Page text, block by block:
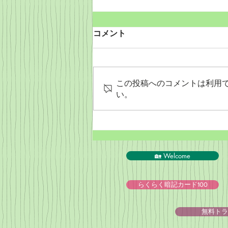
コメント
この投稿へのコメントは利用
い。
🏡 Welcome
らくらく暗記カード100
無料ト